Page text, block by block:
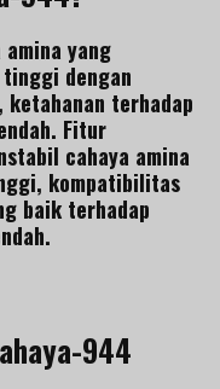
yang
dengan
terhadap
Fitur
cahaya amina
kompatibilitas
baik terhadap
944